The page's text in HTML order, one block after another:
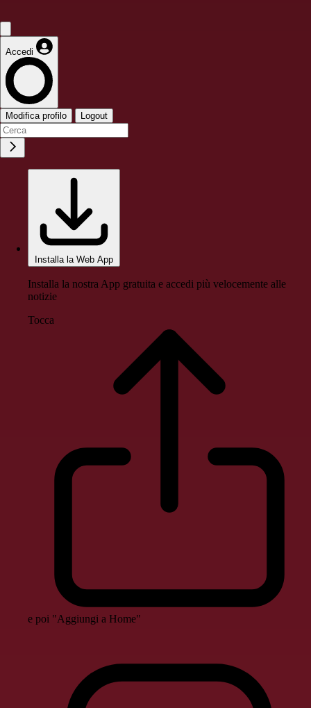
Accedi
Modifica profilo Logout
Installa la Web App
Installa la nostra App gratuita e accedi più velocemente alle
notizie
Tocca
e poi "Aggiungi a Home"